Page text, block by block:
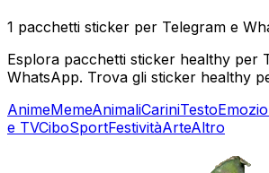
1 pacchetti sticker per Telegram e
Esplora pacchetti sticker healthy per
WhatsApp. Trova gli sticker healthy
AnimeMemeAnimaliCariniTesto
e TVCiboSportFestivitàArteAltro